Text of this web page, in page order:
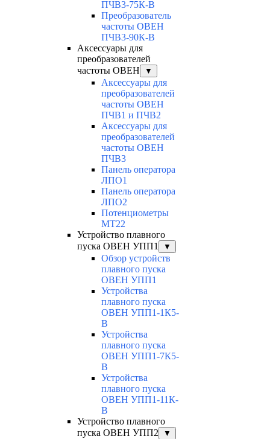
ПЧВ3-75К-В
Преобразователь
частоты ОВЕН
ПЧВ3-90К-В
Аксессуары для
преобразователей
частоты ОВЕН
▼
Аксессуары для
преобразователей
частоты ОВЕН
ПЧВ1 и ПЧВ2
Аксессуары для
преобразователей
частоты ОВЕН
ПЧВ3
Панель оператора
ЛПО1
Панель оператора
ЛПО2
Потенциометры
MT22
Устройство плавного
пуска ОВЕН УПП1
▼
Обзор устройств
плавного пуска
ОВЕН УПП1
Устройства
плавного пуска
ОВЕН УПП1-1К5-
В
Устройства
плавного пуска
ОВЕН УПП1-7К5-
В
Устройства
плавного пуска
ОВЕН УПП1-11К-
В
Устройство плавного
пуска ОВЕН УПП2
▼